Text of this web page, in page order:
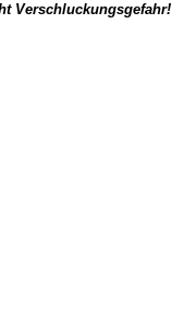
Verschluckungsgefahr!